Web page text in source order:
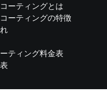
ーティングとは
ーティングの特徴
ティング料金表